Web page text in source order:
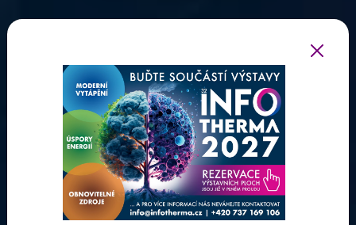
ODBORNÍ PARTNEŘI INFOTHERMY